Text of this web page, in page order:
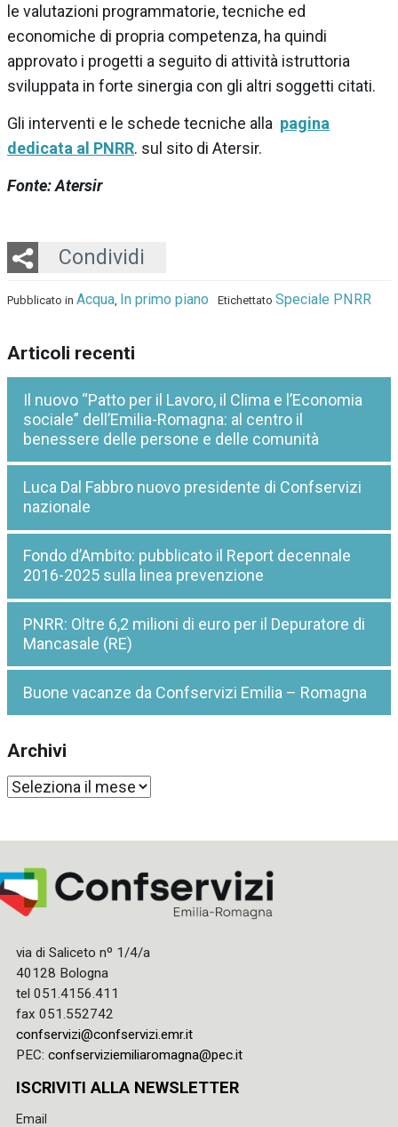
le valutazioni programmatorie, tecniche ed
economiche di propria competenza, ha quindi
approvato i progetti a seguito di attività istruttoria
sviluppata in forte sinergia con gli altri soggetti citati.
Gli interventi e le schede tecniche alla pagina
dedicata al PNRR. sul sito di Atersir.
Fonte: Atersir
Condividi
Twitter
LinkedIn
Email
Whatsapp
Pubblicato in Acqua, In primo piano Etichettato Speciale PNRR
Articoli recenti
Il nuovo “Patto per il Lavoro, il Clima e l’Economia
sociale” dell’Emilia-Romagna: al centro il
benessere delle persone e delle comunità
Luca Dal Fabbro nuovo presidente di Confservizi
nazionale
Fondo d’Ambito: pubblicato il Report decennale
2016-2025 sulla linea prevenzione
PNRR: Oltre 6,2 milioni di euro per il Depuratore di
Mancasale (RE)
Buone vacanze da Confservizi Emilia – Romagna
Archivi
Archivi
via di Saliceto nº 1/4/a
40128 Bologna
tel 051.4156.411
fax 051.552742
confservizi@confservizi.emr.it
PEC: confserviziemiliaromagna@pec.it
ISCRIVITI ALLA NEWSLETTER
Email